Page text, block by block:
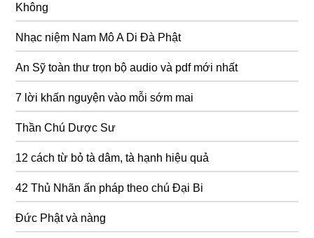
Không
Nhạc niệm Nam Mô A Di Đà Phật
An Sỹ toàn thư trọn bộ audio và pdf mới nhất
7 lời khấn nguyện vào mỗi sớm mai
Thần Chú Dược Sư
12 cách từ bỏ tà dâm, tà hạnh hiệu quả
42 Thủ Nhãn ấn pháp theo chú Đại Bi
Đức Phật và nàng